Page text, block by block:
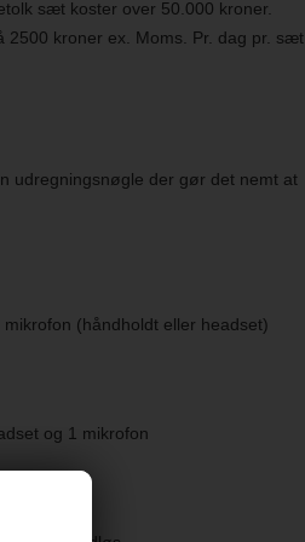
sæt koster over 50.000 kroner.
kroner ex. Moms. Pr. dag pr. sæt.
udregningsnøgle der gør det nemt at
(håndholdt eller headset)
og 1 mikrofon